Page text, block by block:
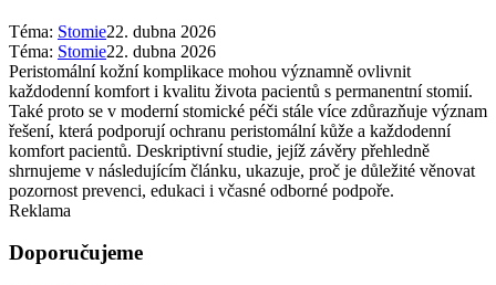
Téma: Stomie22. dubna 2026
Téma: Stomie22. dubna 2026
Peristomální kožní komplikace mohou významně ovlivnit
každodenní komfort i kvalitu života pacientů s permanentní stomií.
Také proto se v moderní stomické péči stále více zdůrazňuje význam
řešení, která podporují ochranu peristomální kůže a každodenní
komfort pacientů. Deskriptivní studie, jejíž závěry přehledně
shrnujeme v následujícím článku, ukazuje, proč je důležité věnovat
pozornost prevenci, edukaci i včasné odborné podpoře.
Reklama
Doporučujeme